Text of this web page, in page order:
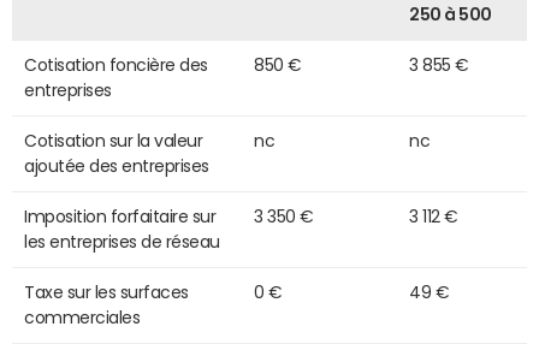
250 à 500
Cotisation foncière des
entreprises
850 € 3 855 €
Cotisation sur la valeur
ajoutée des entreprises
nc nc
Imposition forfaitaire sur
les entreprises de réseau
3 350 € 3 112 €
Taxe sur les surfaces
commerciales
0 € 49 €